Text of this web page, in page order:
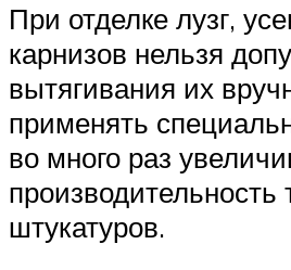
При отделке лузг,
карнизов нельзя
вытягивания их
применять
во много раз
производительность
штукатуров.